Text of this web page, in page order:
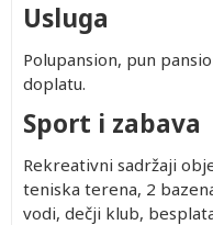
Usluga
Polupansion, pun
doplatu.
Sport i zabava
Rekreativni sadržaji
teniska terena, 2
vodi, dečji klub,
Besplatno
Besplatno
Besplatno
290.00
596.00
Single
Prvo
Prvo
Prvo